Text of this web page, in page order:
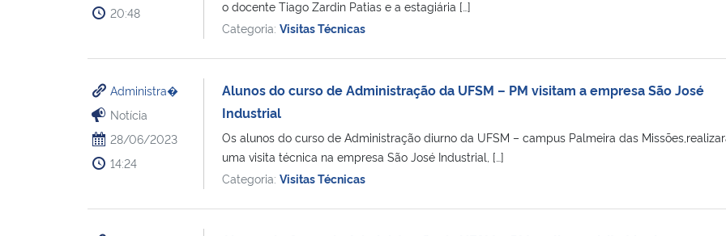
20:48
o docente Tiago Zardin Patias e a estagiária […]
Categoria: Visitas Técnicas
Administra�
Notícia
28/06/2023
14:24
Alunos do curso de Administração da UFSM – PM visitam a empresa São José
Industrial
Os alunos do curso de Administração diurno da UFSM – campus Palmeira das
uma visita técnica na empresa São José Industrial, […]
Categoria: Visitas Técnicas